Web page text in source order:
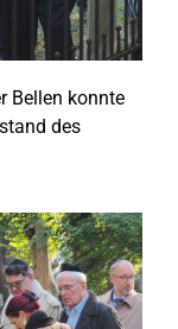
Bellen konnte
des